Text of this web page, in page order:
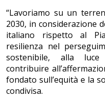
“Lavoriamo su un
2030, in considerazione
italiano rispetto al
resilienza nel
sostenibile, alla luce
contribuire
fondato sull’equità e la
condivisa.